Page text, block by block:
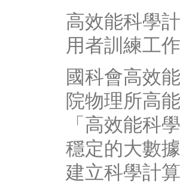
高效能科學
用者訓練工
國科會高效
院物理所高
「高效能科
穩定的大數
建立科學計